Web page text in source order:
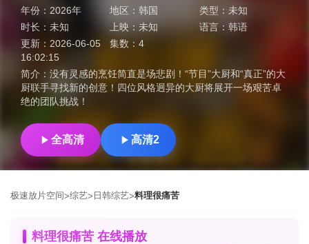
年份： 2026年 地区：韩国 类型： 未知
时长： 未知 上映：未知 语言： 韩语
更新： 2026-06-05
16:02:15
集数：4
简介： 没有灵感的烹饪简直是场悲剧！“节目”大厨和“真正”的大
厨联手寻找新的创意！四位风格迥异的大厨将展开一场艰苦卓
绝的团队挑战！
全高清 高清2
极速放片空间>综艺> 日韩综艺>料理很痛苦
料理很痛苦 在线播放